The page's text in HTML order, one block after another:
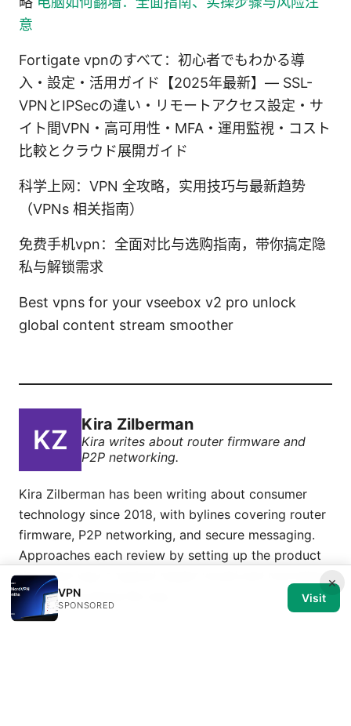
意
Fortigate vpnのすべて：初心者でもわかる導
入・設定・活用ガイド【2025年最新】— SSL-
VPNとIPSecの違い・リモートアクセス設定・サ
イト間VPN・高可用性・MFA・運用監視・コスト
比較とクラウド展開ガイド
科学上网：VPN 全攻略，实用技巧与最新趋势
（VPNs 相关指南）
免费手机vpn：全面对比与选购指南，带你搞定隐
私与解锁需求
Best vpns for your vseebox v2 pro unlock
global content stream smoother
Kira Zilberman
Kira writes about router firmware and
P2P networking.
Kira Zilberman has been writing about consumer
technology since 2018, with bylines covering router
firmware, P2P networking, and secure messaging.
Approaches each review by setting up the product
the same way a typical reader would and recording
every snag along the way.
×
VPN
SPONSORED
Visit